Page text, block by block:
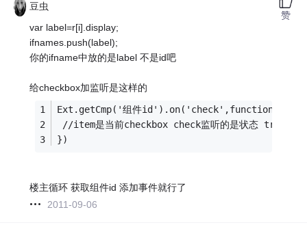
豆虫
var label=r[i].display;
ifnames.push(label);
你的ifname中放的是label 不是id吧
给checkbox加监听是这样的
Ext.getCmp('组件
//item是当前checkbox check监听的是状态 true/
})
楼主循环 获取组件id 添加事件就行了
2011-09-06
赞